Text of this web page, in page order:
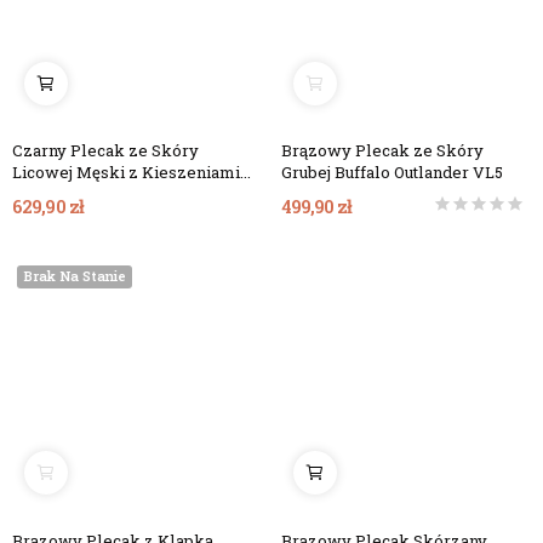
Czarny Plecak ze Skóry
Licowej Męski z Kieszeniami
Outlander BT33
629,90 zł
Brązowy Plecak ze Skóry
Grubej Buffalo Outlander VL5
499,90 zł
Brak Na Stanie